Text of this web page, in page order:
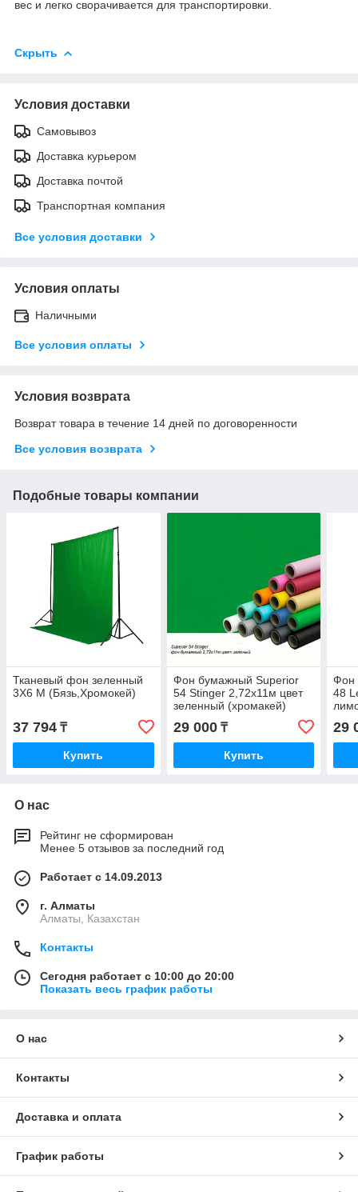
вес и легко сворачивается для транспортировки.
Скрыть
Условия доставки
Самовывоз
Доставка курьером
Доставка почтой
Транспортная компания
Все условия доставки
Условия оплаты
Наличными
Все условия оплаты
Условия возврата
Возврат товара в течение 14 дней по договоренности
Все условия возврата
Подобные товары компании
Тканевый фон зеленный
3X6 М (Бязь,Хромокей)
37 794 ₸
Купить
Фон бумажный Superior
54 Stinger 2,72x11м цвет
зеленный (хромакей)
29 000₸
Купить
Фон
48
29
О нас
Рейтинг не сформирован
Менее 5 отзывов за последний год
Работает с 14.09.2013
г. Алматы
Алматы, Казахстан
Контакты
Сегодня работает с 10:00 до 20:00
Показать весь график работы
О нас
Контакты
Доставка и оплата
График работы